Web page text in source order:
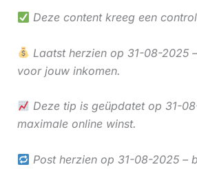
Deze content kreeg een
Laatst herzien op 31-08-2025
voor jouw inkomen.
Deze tip is geüpdatet op 31-
maximale online winst.
Post herzien op 31-08-2025 –